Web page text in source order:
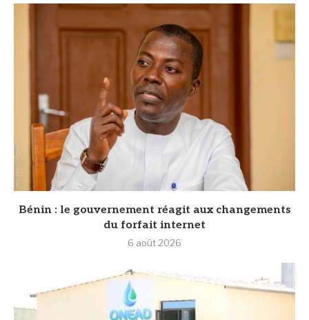
Bénin : le gouvernement réagit aux changements
du forfait internet
6 août 2026